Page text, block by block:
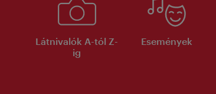
Látnivalók A-tól Z-
ig
Események